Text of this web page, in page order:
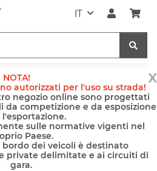
IT
x
NOTA!
autorizzati per l'uso su strada!
negozio online sono progettati
da competizione e da esposizione
l'esportazione.
sulle normative vigenti nel
Paese.
dei veicoli è destinato
private delimitate e ai circuiti di
gara.